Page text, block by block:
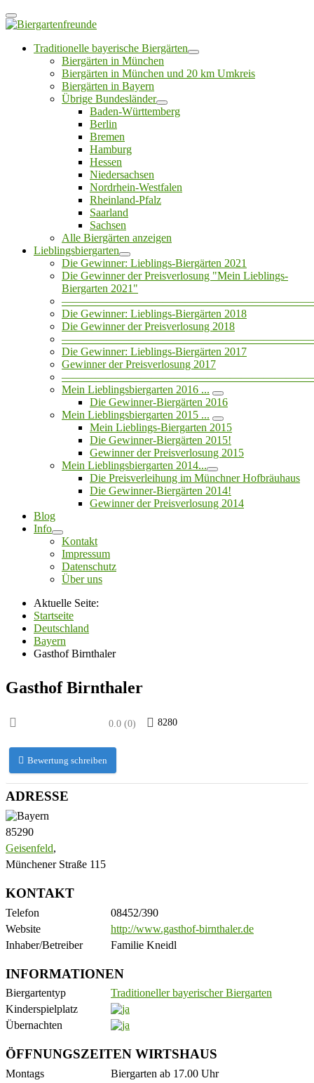
Traditionelle bayerische Biergärten
Biergärten in München
Biergärten in München und 20 km Umkreis
Biergärten in Bayern
Übrige Bundesländer
Baden-Württemberg
Berlin
Bremen
Hamburg
Hessen
Niedersachsen
Nordrhein-Westfalen
Rheinland-Pfalz
Saarland
Sachsen
Alle Biergärten anzeigen
Lieblingsbiergarten
Die Gewinner: Lieblings-Biergärten 2021
Die Gewinner der Preisverlosung "Mein Lieblings-
Biergarten 2021"
Die Gewinner: Lieblings-Biergärten 2018
Die Gewinner der Preisverlosung 2018
Die Gewinner: Lieblings-Biergärten 2017
Gewinner der Preisverlosung 2017
Mein Lieblingsbiergarten 2016 ...
Die Gewinner-Biergärten 2016
Mein Lieblingsbiergarten 2015 ...
Mein Lieblings-Biergarten 2015
Die Gewinner-Biergärten 2015!
Gewinner der Preisverlosung 2015
Mein Lieblingsbiergarten 2014...
Die Preisverleihung im Münchner Hofbräuhaus
Die Gewinner-Biergärten 2014!
Gewinner der Preisverlosung 2014
Blog
Info
Kontakt
Impressum
Datenschutz
Über uns
Aktuelle Seite:
Startseite
Deutschland
Bayern
Gasthof Birnthaler
Gasthof Birnthaler
0.0 (0) 8280
Bewertung schreiben
ADRESSE
85290
Geisenfeld,
Münchener Straße 115
KONTAKT
Telefon
08452/390
Website
http://www.gasthof-birnthaler.de
Inhaber/Betreiber
Familie Kneidl
INFORMATIONEN
Biergartentyp
Traditioneller bayerischer Biergarten
Kinderspielplatz
Übernachten
ÖFFNUNGSZEITEN WIRTSHAUS
Montags
Biergarten ab 17.00 Uhr